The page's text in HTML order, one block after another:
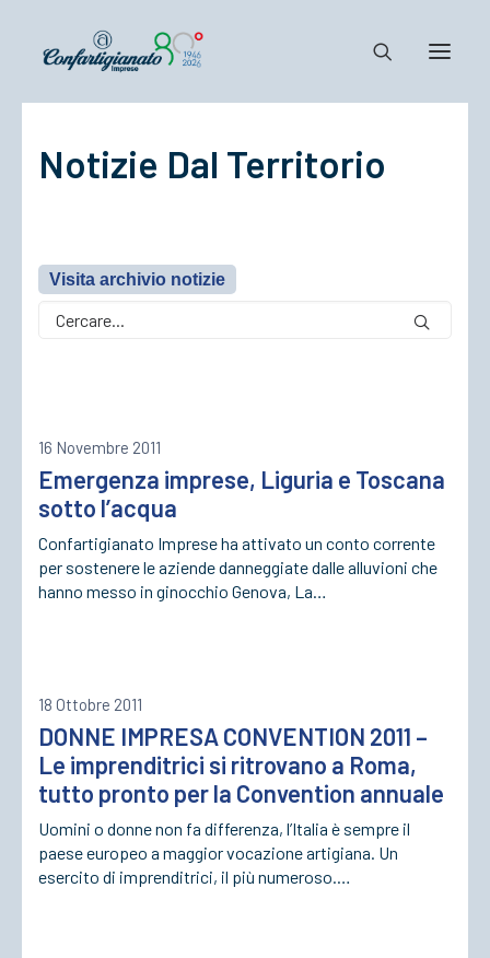
Notizie e Documenti
Il Sistema
ACCEDI
Notizie Dal Territorio
Visita archivio notizie
16 Novembre 2011
Emergenza imprese, Liguria e Toscana
sotto l’acqua
Confartigianato Imprese ha attivato un conto corrente
per sostenere le aziende danneggiate dalle alluvioni che
hanno messo in ginocchio Genova, La…
18 Ottobre 2011
DONNE IMPRESA CONVENTION 2011 –
Le imprenditrici si ritrovano a Roma,
tutto pronto per la Convention annuale
Uomini o donne non fa differenza, l’Italia è sempre il
paese europeo a maggior vocazione artigiana. Un
esercito di imprenditrici, il più numeroso.…